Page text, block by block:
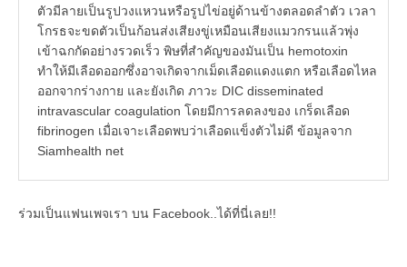
ตัวมีลายเป็นรูปวงแหวนหรือรูปไข่อยู่ด้านข้างตลอดลำตัว เวลา
โกรธจะขดตัวเป็นก้อนส่งเสียงขู่เหมือนเสียงแมวกรนแล้วพุ่ง
เข้าฉกกัดอย่างรวดเร็ว พิษที่สำคัญของมันเป็น hemotoxin
ทำให้มีเลือดออกซึ่งอาจเกิดจากเม็ดเลือดแดงแตก หรือเลือดไหล
ออกจากร่างกาย และยังเกิด ภาวะ DIC disseminated
intravascular coagulation โดยมีการลดลงของ เกร็ดเลือด
fibrinogen เมื่อเจาะเลือดพบว่าเลือดแข็งตัวไม่ดี ข้อมูลจาก
Siamhealth net
ร่วมเป็นแฟนเพจเรา บน Facebook..ได้ที่นี่เลย!!